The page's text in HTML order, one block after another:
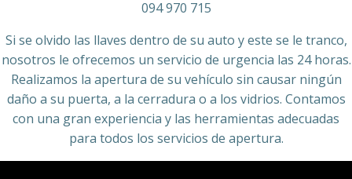
094 970 715
Si se olvido las llaves dentro de su auto y este se le tranco,
nosotros le ofrecemos un servicio de urgencia las 24 horas.
Realizamos la apertura de su vehículo sin causar ningún
daño a su puerta, a la cerradura o a los vidrios. Contamos
con una gran experiencia y las herramientas adecuadas
para todos los servicios de apertura.